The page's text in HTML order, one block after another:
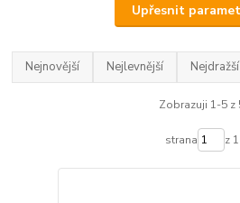
Upřesnit
Nejnovější Nejlevnější Nejdražší
Zobrazuji 1-5 z
strana z 1